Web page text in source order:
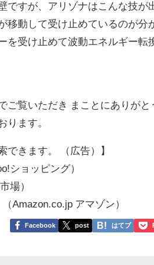
ですが、アリゾナはこんな技が
移動して受け止めているのが分
を受け止めて波動エネルギー転
ご覧いただき まことにありがと
ります。
できます。 （広告）】
ショッピング）
場）
Amazon.co.jp アマゾン）
Facebook post はてブ